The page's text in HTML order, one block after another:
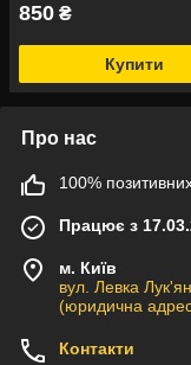
850 ₴
Купити
Про нас
100% позитивних
Працює з
м. Київ
вул. Левка
(юридична
Контакти